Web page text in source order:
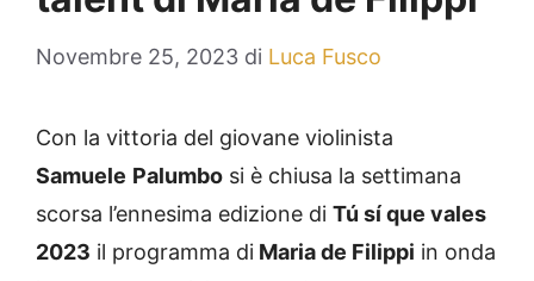
Novembre 25, 2023 di Luca Fusco
Con la vittoria del giovane violinista
Samuele Palumbo si è chiusa la settimana
scorsa l’ennesima edizione di Tú sí que vales
2023 il programma di Maria de Filippi in onda